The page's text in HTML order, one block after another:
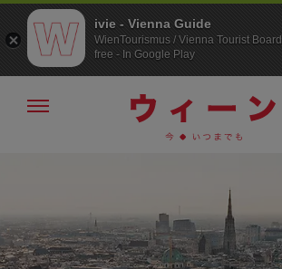
へ
ジ
の
メ
非
表
示
ivie - Vienna Guide
WienTourismus / Vienna Tourist Board
free - In Google Play